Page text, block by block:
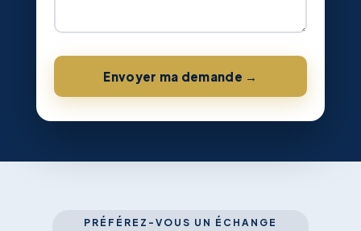
PRÉFÉREZ-VOUS UN ÉCHANGE